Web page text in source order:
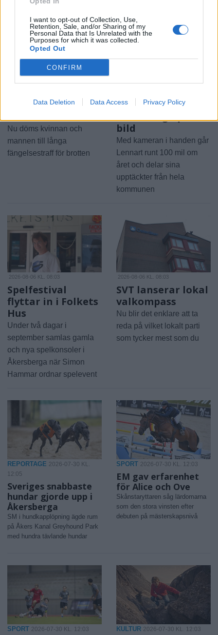
I want to opt-out of Collection, Use,
Retention, Sale, and/or Sharing of my
Personal Data that Is Unrelated with the
Purposes for which it was collected.
Opted Out
CONFIRM
Data Deletion Data Access Privacy Policy
narkotikahandel
Nu döms kvinnan och
mannen till långa
fängelsestraff för brotten
Witoslaw fångar
bild
Med kameran i handen går
Lennart runt 100 mil om
året och delar sina
upptäckter från hela
kommunen
2026-08-06 KL. 08:03
Spelfestival
flyttar in i Folkets
Hus
Under två dagar i
september samlas gamla
och nya spelkonsoler i
Åkersberga när Simon
Hammar ordnar spelevent
2026-08-06 KL. 08:03
SVT lanserar lokal
valkompass
Nu blir det enklare att ta
reda på vilket lokalt parti
som tycker mest som du
REPORTAGE 2026-07-30 KL.
12:05
Sveriges snabbaste
hundar gjorde upp i
Åkersberga
SM i hundkapplöpning ägde rum
på Åkers Kanal Greyhound Park
med hundra tävlande hundar
SPORT 2026-07-30 KL. 12:03
EM gav erfarenhet
för Alice och Ove
Skånstaryttaren såg lärdomarna
som den stora vinsten efter
debuten på mästerskapsnivå
SPORT 2026-07-30 KL. 12:03 KULTUR 2026-07-30 KL. 12:03